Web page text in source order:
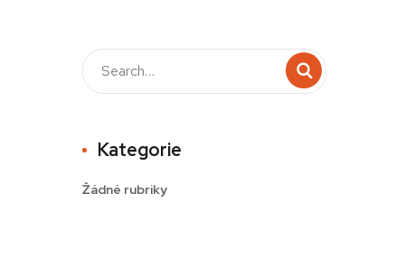
Kategorie
Žádné rubriky